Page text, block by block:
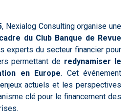
, Nexialog Consulting organise une
du Club Banque de Revue
experts du secteur financier pour
permettant de redynamiser le
en Europe. Cet événement
actuels et les perspectives
clé pour le financement des